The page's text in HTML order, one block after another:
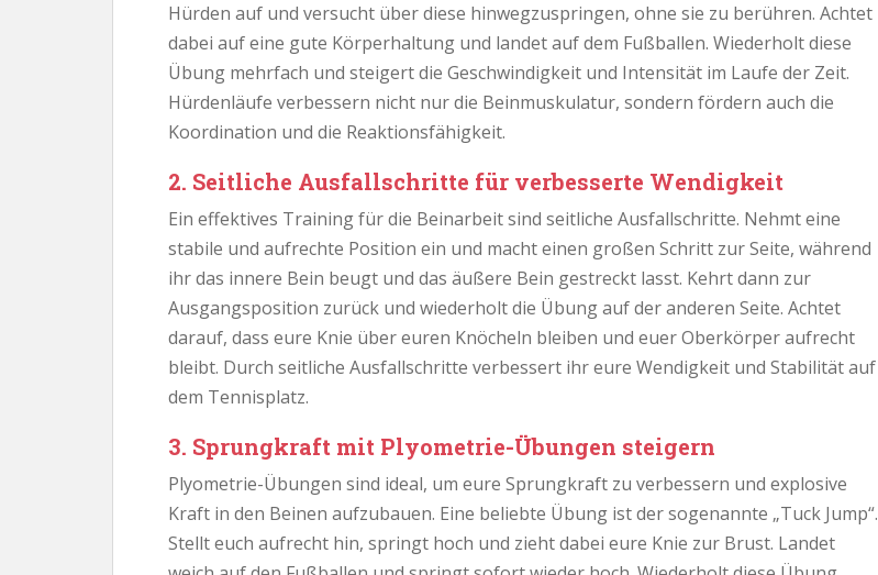
Hürden auf und versucht über diese hinwegzuspringen, ohne sie zu berühren. Achtet
dabei auf eine gute Körperhaltung und landet auf dem Fußballen. Wiederholt diese
Übung mehrfach und steigert die Geschwindigkeit und Intensität im Laufe der Zeit.
Hürdenläufe verbessern nicht nur die Beinmuskulatur, sondern fördern auch die
Koordination und die Reaktionsfähigkeit.
2. Seitliche Ausfallschritte für verbesserte Wendigkeit
Ein effektives Training für die Beinarbeit sind seitliche Ausfallschritte. Nehmt eine
stabile und aufrechte Position ein und macht einen großen Schritt zur Seite, während
ihr das innere Bein beugt und das äußere Bein gestreckt lasst. Kehrt dann zur
Ausgangsposition zurück und wiederholt die Übung auf der anderen Seite. Achtet
darauf, dass eure Knie über euren Knöcheln bleiben und euer Oberkörper aufrecht
bleibt. Durch seitliche Ausfallschritte verbessert ihr eure Wendigkeit und Stabilität auf
dem Tennisplatz.
3. Sprungkraft mit Plyometrie-Übungen steigern
Plyometrie-Übungen sind ideal, um eure Sprungkraft zu verbessern und explosive
Kraft in den Beinen aufzubauen. Eine beliebte Übung ist der sogenannte „Tuck Jump“.
Stellt euch aufrecht hin, springt hoch und zieht dabei eure Knie zur Brust. Landet